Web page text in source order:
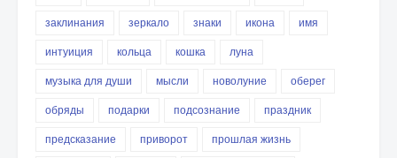
заклинания
зеркало знаки икона
имя
интуиция
кольца кошка
луна
музыка для души
мысли новолуние
оберег
обряды
подарки подсознание
праздник
предсказание
приворот
прошлая жизнь